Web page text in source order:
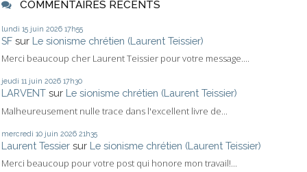
COMMENTAIRES RÉCENTS
lundi 15 juin 2026 17h55
SF sur Le sionisme chrétien (Laurent Teissier)
Merci beaucoup cher Laurent Teissier pour votre message....
jeudi 11 juin 2026 17h30
LARVENT sur Le sionisme chrétien (Laurent Teissier)
Malheureusement nulle trace dans l'excellent livre de...
mercredi 10 juin 2026 21h35
Laurent Tessier sur Le sionisme chrétien (Laurent Teissier)
Merci beaucoup pour votre post qui honore mon travail!...